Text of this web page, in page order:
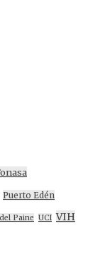
Puerto Edén
Paine UCI VIH